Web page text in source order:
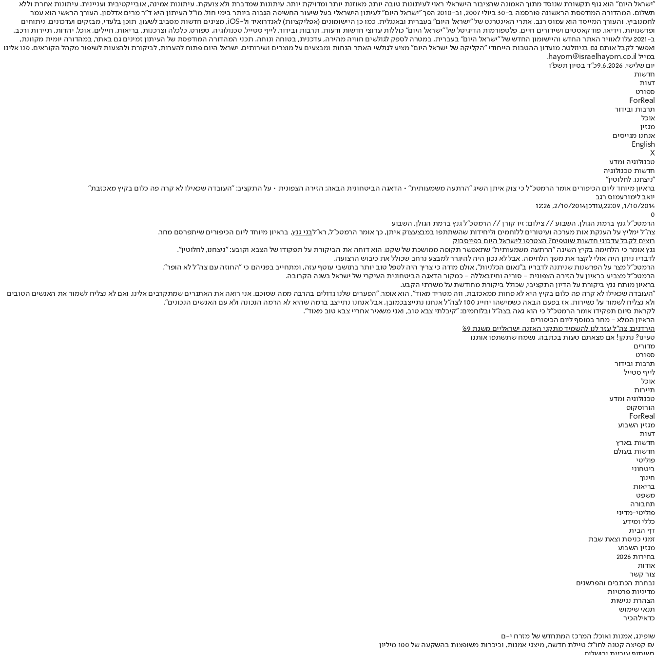
"ישראל היום" הוא גוף תקשורת שנוסד מתוך האמונה שהציבור הישראלי ראוי לעיתונות טובה יותר, מאוזנת יותר ומדויקת יותר. עיתונות שמדברת ולא צועקת. עיתונות אמינה, אובייקטיבית ועניינית. עיתונות אחרת וללא
תשלום. המהדורה המודפסת הראשונה פורסמה ב-30 ביולי 2007, וב-2010 הפך "ישראל היום" לעיתון הישראלי בעל שיעור החשיפה הגבוה ביותר בימי חול. מו"ל העיתון היא ד"ר מרים אדלסון. העורך הראשי הוא עמר
לחמנוביץ, והעורך המייסד הוא עמוס רגב. אתרי האינטרנט של "ישראל היום" בעברית ובאנגלית, כמו כן היישומונים (אפליקציות) לאנדרואיד ול-iOS, מציגים חדשות מסביב לשעון, תוכן בלעדי, מבזקים ועדכונים, ניתוחים
ופרשנויות, וידיאו, פודקאסטים ושידורים חיים. פלטפורמות הדיגיטל של "ישראל היום" כוללות ערוצי חדשות ודעות, תרבות ובידור, לייף סטייל, טכנולוגיה, ספורט, כלכלה וצרכנות, בריאות, חיילים, אוכל, יהדות, תיירות ורכב.
ב-2021 עלו לאוויר האתר החדש והיישומון החדש של "ישראל היום" בעברית, במטרה לספק לגולשים חוויה מהירה, עדכנית, בטוחה ונוחה. תכני המהדורה המודפסת של העיתון זמינים גם באתר, במהדורה יומית מקוונת,
ואפשר לקבל אותם גם בניוזלטר. מועדון ההטבות הייחודי "הקליקה של ישראל היום" מציע לגולשי האתר הנחות ומבצעים על מוצרים ושירותים. ישראל היום פתוח להערות, לביקורת ולהצעות לשיפור מקהל הקוראים. פנו אלינו
במייל hayom@israelhayom.co.il.
יום שלישי, 9.6.2026
כ"ד בסיון תשפ"ו
חדשות
דעות
ספורט
ForReal
תרבות ובידור
אוכל
מגזין
אנחנו מגייסים
English
X
טכנולוגיה ומדע
חדשות טכנולוגיה
"ניצחנו, לחלוטין"
בראיון מיוחד ליום הכיפורים אומר הרמטכ"ל כי צוק איתן השיג "הרתעה משמעותית" • הדאגה הביטחונית הבאה: הזירה הצפונית • על התקציב: "העובדה שכאילו לא קרה פה כלום בקיץ מאכזבת"
יואב לימורעמוס רגב
1/10/2014, 22:09
,עודכן2/10/2014, 12:26
0
הרמטכ"ל גנץ ברמת הגולן, השבוע // צילום: זיו קורן // הרמטכ"ל גנץ ברמת הגולן, השבוע
צה"ל ימליץ על הענקת אות מערכה ועיטורים ללוחמים וליחידות שהשתתפו במבצעצוק איתן, כך אומר הרמטכ"ל, רא"לבני גנץ, בראיון מיוחד ליום הכיפורים שיתפרסם מחר.
רוצים לקבל עדכוני חדשות שוטפים? הצטרפו לישראל היום בפייסבוק
גנץ אומר כי הלחימה בקיץ השיגה "הרתעה משמעותית" שתאפשר תקופה ממושכת של שקט. הוא דוחה את הביקורת על תפקודו של הצבא וקובע: "ניצחנו, לחלוטין".
לדבריו ניתן היה אולי לקצר את משך הלחימה, אבל לא נכון היה להיגרר למבצע נרחב שכולל את כיבוש הרצועה.
הרמטכ"ל מצר על הפרשנות שניתנה לדבריו ב"נאום הכלניות", אולם מודה כי צריך היה לטפל טוב יותר בתושבי עוטף עזה, ומתחייב בפניהם כי "החוזה עם צה"ל לא הופר".
הרמטכ"ל מצביע בראיון על הזירה הצפונית - סוריה וחיזבאללה - כמקור הדאגה הביטחונית העיקרי של ישראל בשנה הקרובה.
בראיון מותח גנץ ביקורת על הדיון התקציבי, שכולל ביקורת מחודשת על משרתי הקבע.
"העובדה שכאילו לא קרה פה כלום בקיץ היא לא פחות ממאכזבת, וזה מטריד מאוד", הוא אומר, "הפערים שלנו גדולים בהרבה ממה שסוכם. אני רואה את האתגרים שמתקרבים אלינו, ואם לא נצליח לשמור את האנשים הטובים
ולא נצליח לשמור על כשירות, אז בפעם הבאה כשמישהו יחייג 100 לצה"ל אנחנו נתייצב
כמובן, אבל אנחנו נתייצב ברמה שהיא לא הרמה הנכונה ולא עם האנשים הנכונים".
לקראת סיום תפקידו אומר הרמטכ"ל כי הוא גאה בצה"ל ובלוחמים: "קיבלתי צבא טוב, ואני משאיר אחריי צבא טוב מאוד".
הראיון המלא - מחר במוסף ליום הכיפורים
הירדנים: צה"ל עזר לנו להשמיד מתקני האזנה ישראליים משנת 69'
טעינו? נתקן! אם מצאתם טעות בכתבה, נשמח שתשתפו אותנו
מדורים
ספורט
תרבות ובידור
לייף סטייל
אוכל
תיירות
טכנולוגיה ומדע
הורוסקופ
ForReal
מגזין השבוע
דעות
חדשות בארץ
חדשות בעולם
פוליטי
ביטחוני
חינוך
בריאות
משפט
תחבורה
פוליטי-מדיני
כללי ומידע
דף הבית
זמני כניסת וצאת שבת
מגזין השבוע
בחירות 2026
אודות
צור קשר
נבחרת הכתבים והפרשנים
מדיניות פרטיות
הצהרת נגישות
תנאי שימוש
כדאילהכיר
שופינג, אמנות ואוכל: המרכז המתחדש של מזרח י-ם
קפיצה קטנה לחו"ל: טיילת חדשה, מיצגי אמנות, וכיכרות משופצות בהשקעה של 100 מיליון ₪